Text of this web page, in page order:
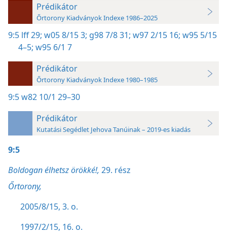
Prédikátor
Őrtorony Kiadványok Indexe 1986–2025
9:5 lff 29; w05 8/15 3; g98 7/8 31; w97 2/15 16; w95 5/15
4–5; w95 6/1 7
Prédikátor
Őrtorony Kiadványok Indexe 1980–1985
9:5w82 10/1 29–30
Prédikátor
Kutatási Segédlet Jehova Tanúinak – 2019-es kiadás
9:5
Boldogan élhetsz örökké!, 29. rész
Őrtorony,
2005/8/15, 3. o.
1997/2/15, 16. o.